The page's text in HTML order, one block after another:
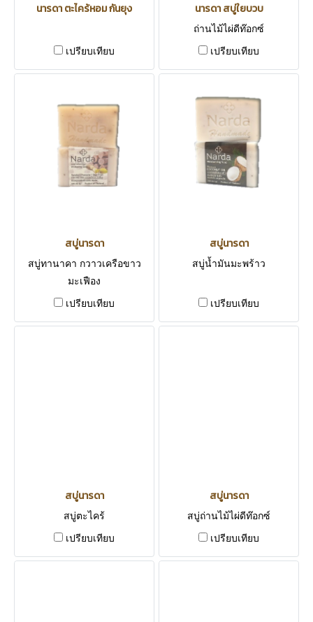
นารดา ตะไคร้หอม กันยุง
เปรียบเทียบ
นารดา สบู่ใยบวบ
ถ่านไม้ไผ่ดีท๊อกซ์
เปรียบเทียบ
สบู่นารดา
สบู่ทานาคา กวาวเครือขาว
มะเฟือง
เปรียบเทียบ
สบู่นารดา
สบู่น้ำมันมะพร้าว
เปรียบเทียบ
สบู่นารดา
สบู่ตะไคร้
เปรียบเทียบ
สบู่นารดา
สบู่ถ่านไม้ไผ่ดีท๊อกซ์
เปรียบเทียบ